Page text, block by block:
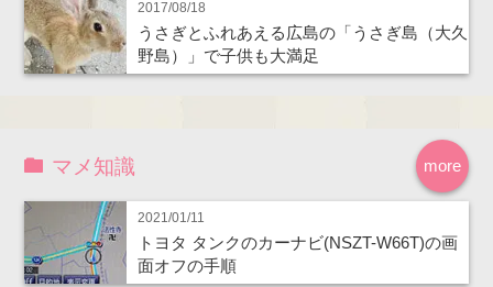
2017/08/18
うさぎとふれあえる広島の「うさぎ島（大久
野島）」で子供も大満足
more
マメ知識
2021/01/11
トヨタ タンクのカーナビ(NSZT-W66T)の画
面オフの手順